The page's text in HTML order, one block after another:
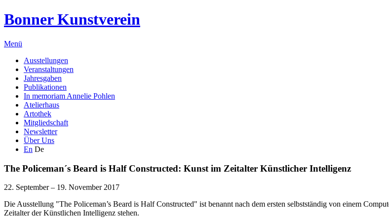
Bonner Kunstverein
Menü
Ausstellungen
Veranstaltungen
Jahresgaben
Publikationen
In memoriam Annelie Pohlen
Atelierhaus
Artothek
Mitgliedschaft
Newsletter
Über Uns
En De
The Policeman´s Beard is Half Constructed: Kunst im Zeitalter Künstlicher Intelligenz
22. September – 19. November 2017
Die Ausstellung "The Policeman’s Beard is Half Constructed" ist benannt nach dem ersten selbstständig von einem
Zeitalter der Künstlichen Intelligenz stehen.